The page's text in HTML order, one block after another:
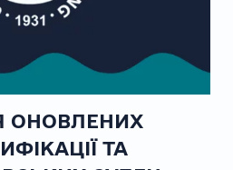
ОНОВЛЕНИХ
ТА